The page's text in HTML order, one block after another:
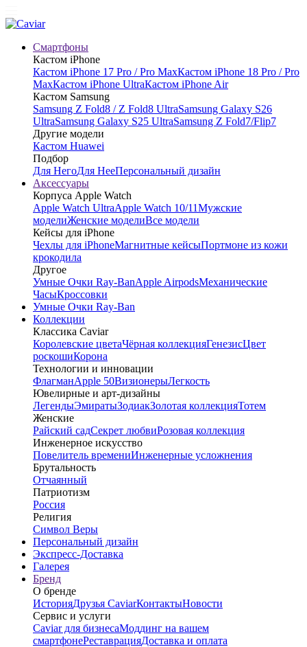
Смартфоны
Кастом iPhone
Кастом iPhone 17 Pro / Pro MaxКастом iPhone 18 Pro / Pro
MaxКастом iPhone UltraКастом iPhone Air
Кастом Samsung
Samsung Z Fold8 / Z Fold8 UltraSamsung Galaxy S26
UltraSamsung Galaxy S25 UltraSamsung Z Fold7/Flip7
Другие модели
Кастом Huawei
Подбор
Для НегоДля НееПерсональный дизайн
Аксессуары
Корпуса Apple Watch
Apple Watch UltraApple Watch 10/11Мужские
моделиЖенские моделиВсе модели
Кейсы для iPhone
Чехлы для iPhoneМагнитные кейсыПортмоне из кожи
крокодила
Другое
Умные Очки Ray-BanApple AirpodsМеханические
ЧасыКроссовки
Умные Очки Ray-Ban
Коллекции
Классика Caviar
Королевские цветаЧёрная коллекцияГенезисЦвет
роскошиКорона
Технологии и инновации
ФлагманApple 50ВизионерыЛегкость
Ювелирные и арт-дизайны
ЛегендыЭмиратыЗодиакЗолотая коллекцияТотем
Женские
Райский садСекрет любвиРозовая коллекция
Инженерное искусство
Повелитель времениИнженерные усложнения
Брутальность
Отчаянный
Патриотизм
Россия
Религия
Символ Веры
Персональный дизайн
Экспресс-Доставка
Галерея
Бренд
О бренде
ИсторияДрузья CaviarКонтактыНовости
Сервис и услуги
Caviar для бизнесаМоддинг на вашем
смартфонеРеставрацияДоставка и оплата